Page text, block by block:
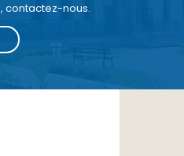
contactez-nous.